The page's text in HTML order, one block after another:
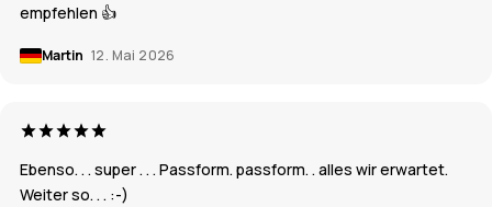
empfehlen 👍
Martin 12. Mai 2026
Ebenso. . . super . . . Passform. passform. . alles wir erwartet.
Weiter so. . . :-)